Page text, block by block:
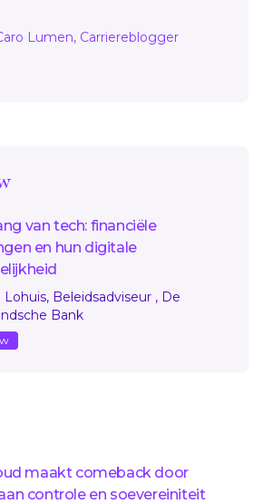
Lumen, Carriereblogger
van tech: financiële
en hun digitale
Lohuis, Beleidsadviseur , De
Bank
maakt comeback door
controle en soevereiniteit